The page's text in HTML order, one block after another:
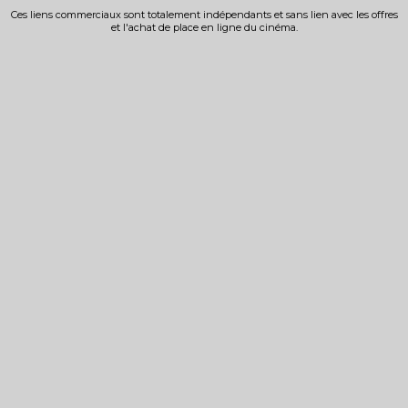
Ces liens commerciaux sont totalement indépendants et sans lien avec les offres
et l'achat de place en ligne du cinéma.